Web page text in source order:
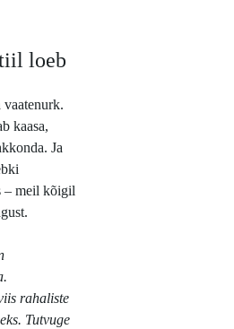
loeb
kaasa,
Ja
– meil kõigil
rahaliste
Tutvuge